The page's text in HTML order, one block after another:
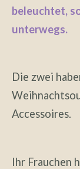
beleuchtet,
unterwegs.
Die zwei
Accessoires.
Ihr Frauchen